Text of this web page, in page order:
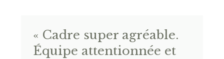
« Cadre super agréable.
Équipe attentionnée et